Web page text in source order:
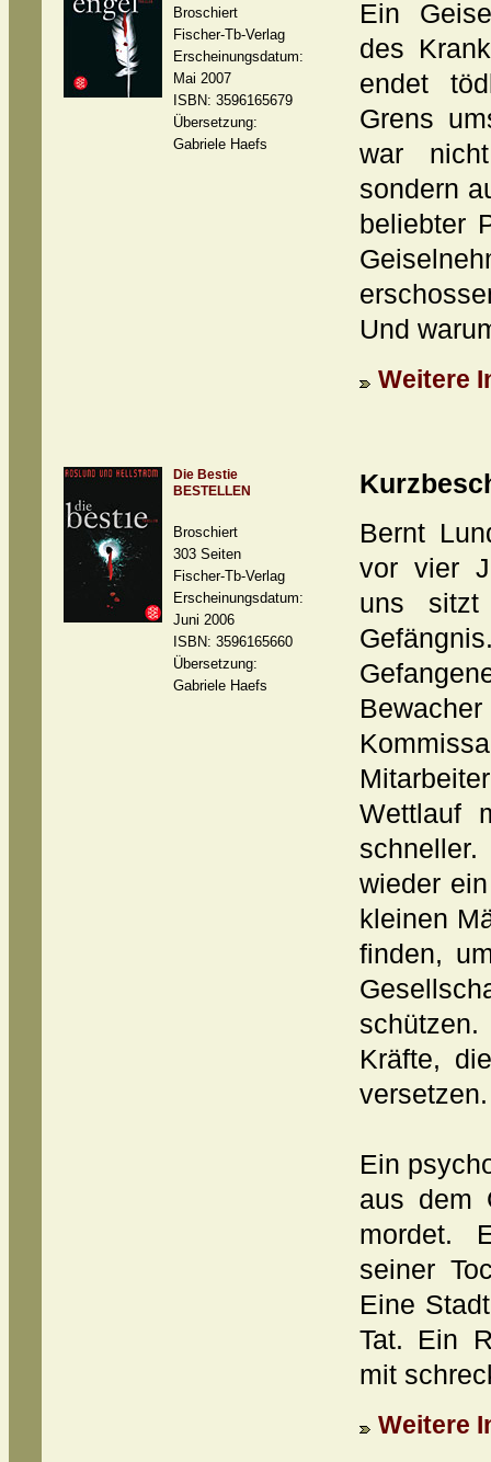
Broschiert
Fischer-Tb-Verlag
Erscheinungsdatum:
Mai 2007
ISBN: 3596165679
Übersetzung:
Gabriele Haefs
Ein
des
endet
Grens
war
sondern
beliebter
Und
Weitere
Die Bestie
BESTELLEN
Broschiert
303 Seiten
Fischer-Tb-Verlag
Erscheinungsdatum:
Juni 2006
ISBN: 3596165660
Übersetzung:
Gabriele Haefs
Bernt
vor vier
uns sitzt
Wettlauf
schneller.
wieder
kleinen
finden,
Kräfte,
versetzen.
Ein
aus dem
mordet.
seiner
Eine
Tat. Ein
mit
Weitere